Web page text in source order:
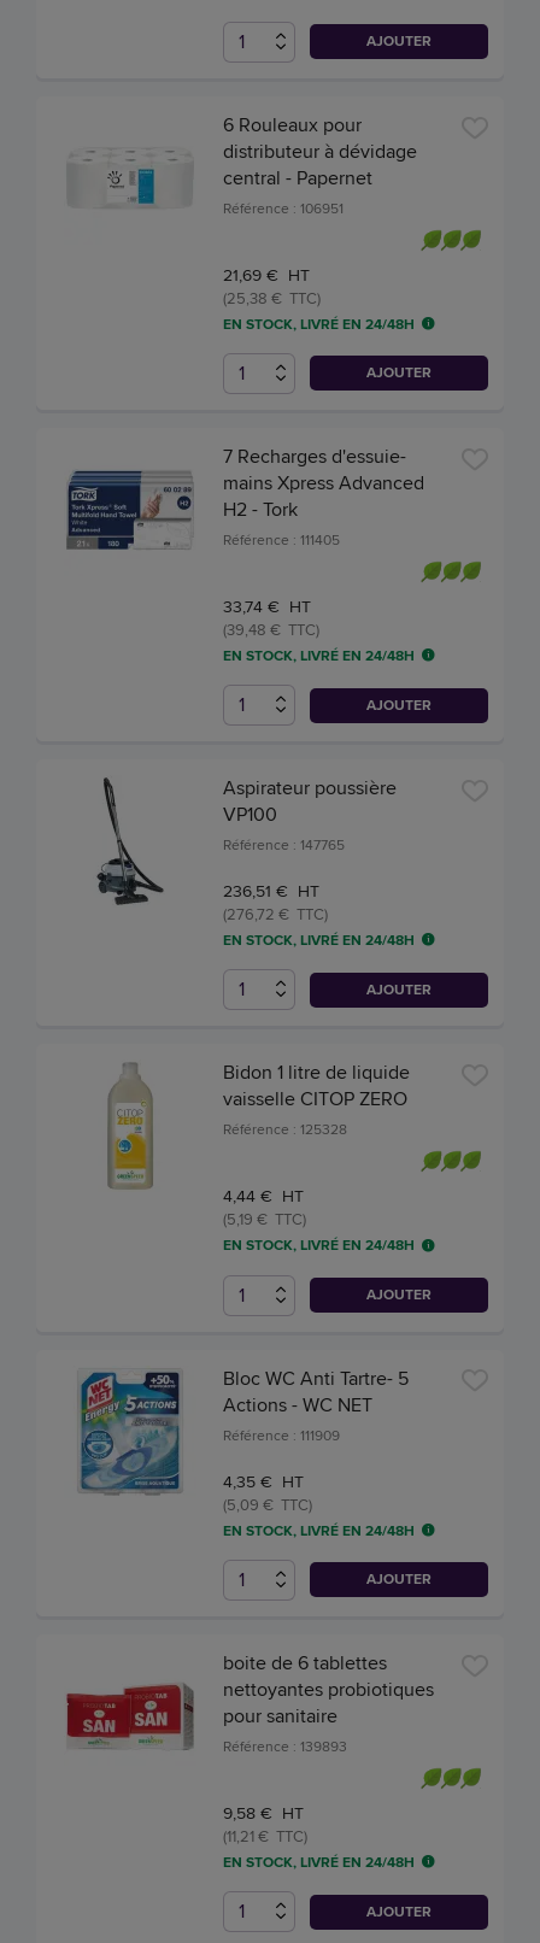
AJOUTER
6 Rouleaux pour
distributeur à dévidage
central - Papernet
Référence : 106951
21,69 € HT
(25,38 € TTC)
EN STOCK, LIVRÉ EN 24/48H
AJOUTER
7 Recharges d'essuie-
mains Xpress Advanced
H2 - Tork
Référence : 111405
33,74 € HT
(39,48 € TTC)
EN STOCK, LIVRÉ EN 24/48H
AJOUTER
Aspirateur poussière
VP100
Référence : 147765
236,51 € HT
(276,72 € TTC)
EN STOCK, LIVRÉ EN 24/48H
AJOUTER
Bidon 1 litre de liquide
vaisselle CITOP ZERO
Référence : 125328
4,44 € HT
(5,19 € TTC)
EN STOCK, LIVRÉ EN 24/48H
AJOUTER
Bloc WC Anti Tartre- 5
Actions - WC NET
Référence : 111909
4,35 € HT
(5,09 € TTC)
EN STOCK, LIVRÉ EN 24/48H
AJOUTER
boite de 6 tablettes
nettoyantes probiotiques
pour sanitaire
Référence : 139893
9,58 € HT
(11,21 € TTC)
EN STOCK, LIVRÉ EN 24/48H
AJOUTER